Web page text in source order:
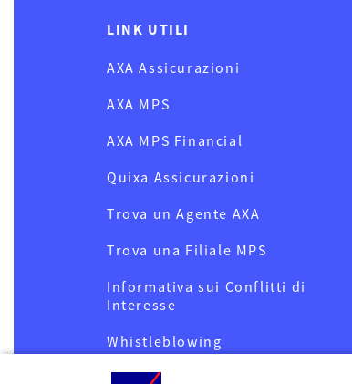
LINK UTILI
AXA Assicurazioni
AXA MPS
AXA MPS Financial
Quixa Assicurazioni
Trova un Agente AXA
Trova una Filiale MPS
Informativa sui Conflitti di
Interesse
Whistleblowing
Privacy